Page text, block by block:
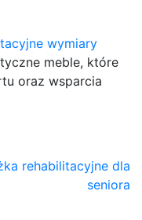
wymiary
meble, które
oraz wsparcia
rehabilitacyjne dla
seniora